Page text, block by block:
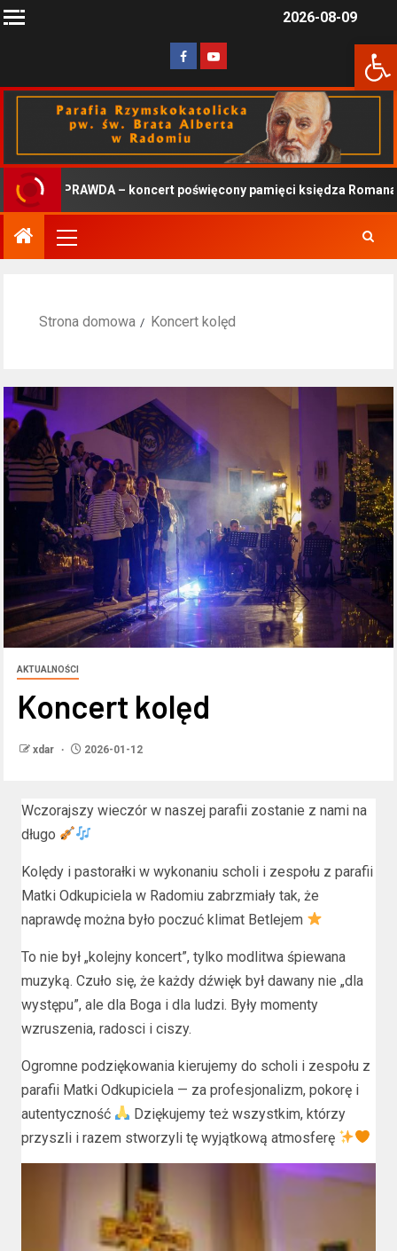
2026-08-09
PRAWDA – koncert poświęcony pamięci księdza Romana
Strona domowa Koncert kolęd
AKTUALNOŚCI
Koncert kolęd
xdar 2026-01-12
Wczorajszy wieczór w naszej parafii zostanie z nami na
długo
Kolędy i pastorałki w wykonaniu scholi i zespołu z parafii
Matki Odkupiciela w Radomiu zabrzmiały tak, że
naprawdę można było poczuć klimat Betlejem
To nie był „kolejny koncert”, tylko modlitwa śpiewana
muzyką. Czuło się, że każdy dźwięk był dawany nie „dla
występu”, ale dla Boga i dla ludzi. Były momenty
wzruszenia, radosci i ciszy.
Ogromne podziękowania kierujemy do scholi i zespołu z
parafii Matki Odkupiciela — za profesjonalizm, pokorę i
autentyczność
Dziękujemy też wszystkim, którzy
przyszli i razem stworzyli tę wyjątkową atmosferę